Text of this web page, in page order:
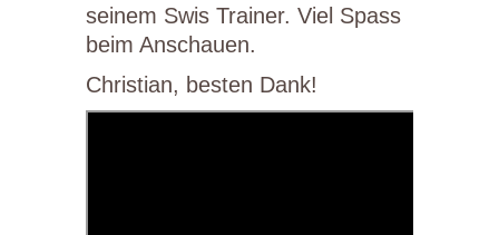
seinem Swis Trainer. Viel Spass
beim Anschauen.
Christian, besten Dank!